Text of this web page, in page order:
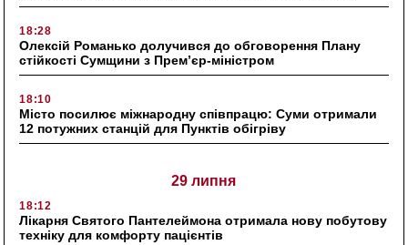
18:28
Олексій Романько долучився до обговорення Плану
стійкості Сумщини з Прем’єр-міністром
18:10
Місто посилює міжнародну співпрацю: Суми отримали
12 потужних станцій для Пунктів обігріву
29 липня
18:12
Лікарня Святого Пантелеймона отримала нову побутову
техніку для комфорту пацієнтів